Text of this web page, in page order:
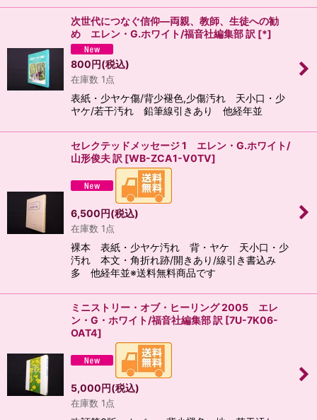
次世代につなぐ信仰―両親、教師、生徒への勧
め エレン・G.ホワイト/福音社編集部 訳 [*]
800円(税込)
在庫数 1点
表紙・少ヤケ傷/背少褪色,少傷汚れ 天小口・少
ヤケ/若干汚れ 鉛筆線引きあり 他経年並
セレクテッドメッセージ 1 エレン・G.ホワイト/
山形俊夫 訳 [WB-ZCA1-V0TV]
6,500円(税込)
在庫数 1点
裸本 表紙・少ヤケ汚れ 背・ヤケ 天小口・少
汚れ 本文・角折れ跡/開きあり/線引き書込み
多 他経年並※送料無料商品です
ミニストリー・オブ・ヒーリング 2005 エレ
ン・G・ホワイト/福音社編集部 訳 [7U-7K06-
OAT4]
5,000円(税込)
在庫数 1点